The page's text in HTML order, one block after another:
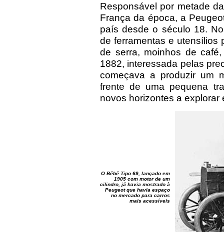
Responsável por metade
França da época, a
país desde o século 18.
de ferramentas e utensílios
de serra, moinhos de
1882, interessada pelas
começava a produzir um
frente de uma pequena
novos horizontes a explorar
O Bébé Tipo 69, lançado em
1905 com motor de um
cilindro, já havia mostrado à
Peugeot que havia espaço
no mercado para carros
mais acessíveis